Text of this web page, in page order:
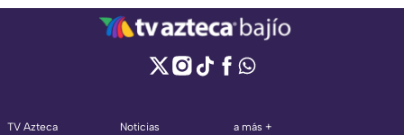
TV Azteca
Noticias
a más +